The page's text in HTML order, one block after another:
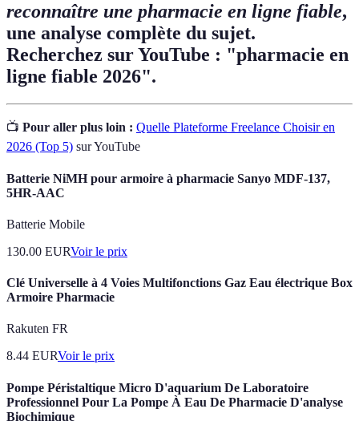
reconnaître une pharmacie en ligne fiable,
une analyse complète du sujet.
Recherchez sur YouTube : "pharmacie en
ligne fiable 2026".
📺 Pour aller plus loin : Quelle Plateforme Freelance Choisir en
2026 (Top 5) sur YouTube
Batterie NiMH pour armoire à pharmacie Sanyo MDF-137,
5HR-AAC
Batterie Mobile
130.00 EURVoir le prix
Clé Universelle à 4 Voies Multifonctions Gaz Eau électrique Box
Armoire Pharmacie
Rakuten FR
8.44 EURVoir le prix
Pompe Péristaltique Micro D'aquarium De Laboratoire
Professionnel Pour La Pompe À Eau De Pharmacie D'analyse
Biochimique